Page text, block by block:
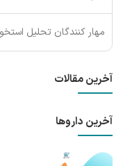
مهار کنندگان تحلیل
آخرین مقالات
آخرین داروها